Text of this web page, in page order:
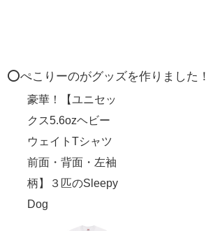
⭕️ぺこりーのがグッズを作りました！
豪華！【ユニセッ
クス5.6ozヘビー
ウェイトTシャツ
前面・背面・左袖
柄】３匹のSleepy
Dog